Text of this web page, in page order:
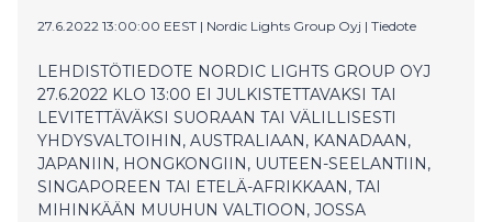
27.6.2022 13:00:00 EEST | Nordic Lights Group Oyj | Tiedote
LEHDISTÖTIEDOTE NORDIC LIGHTS GROUP OYJ
27.6.2022 KLO 13:00 EI JULKISTETTAVAKSI TAI
LEVITETTÄVÄKSI SUORAAN TAI VÄLILLISESTI
YHDYSVALTOIHIN, AUSTRALIAAN, KANADAAN,
JAPANIIN, HONGKONGIIN, UUTEEN-SEELANTIIN,
SINGAPOREEN TAI ETELÄ-AFRIKKAAN, TAI
MIHINKÄÄN MUUHUN VALTIOON, JOSSA